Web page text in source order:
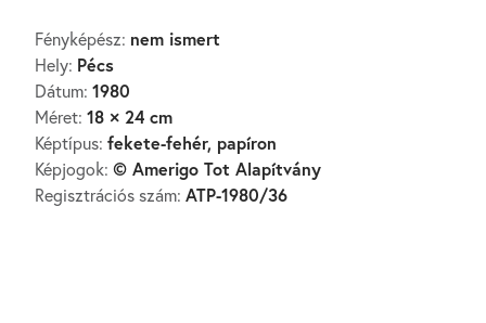
Fényképész: nem ismert
Hely: Pécs
Dátum: 1980
Méret: 18 × 24 cm
Képtípus: fekete-fehér, papíron
Képjogok: © Amerigo Tot Alapítvány
Regisztrációs szám: ATP-1980/36